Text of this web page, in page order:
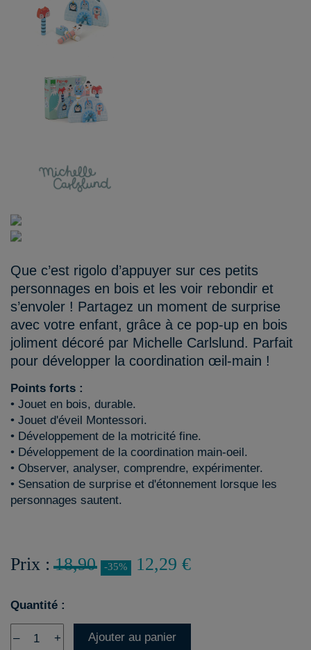
Que c’est rigolo d’appuyer sur ces petits
personnages en bois et les voir rebondir et
s’envoler ! Partagez un moment de surprise
avec votre enfant, grâce à ce pop-up en bois
joliment décoré par Michelle Carlslund. Parfait
pour développer la coordination œil-main !
Points forts :
• Jouet en bois, durable.
• Jouet d'éveil Montessori.
• Développement de la motricité fine.
• Développement de la coordination main-oeil.
• Observer, analyser, comprendre, expérimenter.
• Sensation de surprise et d'étonnement lorsque les
personnages sautent.
Prix :18,90 -35% 12,29 €
Quantité :
– + Ajouter au panier